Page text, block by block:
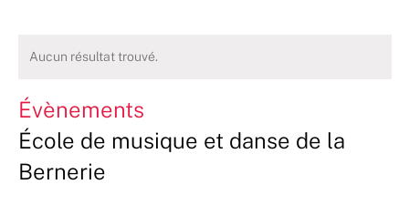
Aucun résultat trouvé.
Évènements
École de musique et danse de la
Bernerie